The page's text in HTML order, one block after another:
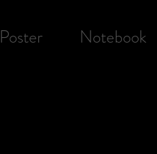
Poster Notebook